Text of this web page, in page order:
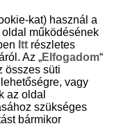
kat) használ a
működésének
Itt részletes
Az „Elfogadom“
összes süti
lehetőségre, vagy
az oldal
szükséges
bármikor